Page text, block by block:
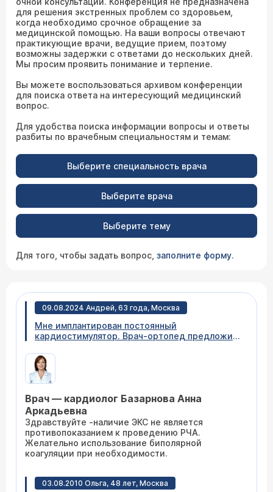
для решения экстренных проблем со здоровьем,
когда необходимо срочное обращение за
медицинской помощью. На ваши вопросы отвечают
практикующие врачи, ведущие прием, поэтому
возможны задержки с ответами до нескольких дней.
Мы просим проявить понимание и терпение.
Вы можете воспользоваться архивом конференции
для поиска ответа на интересующий медицинский
вопрос.
Для удобства поиска информации вопросы и ответы
разбиты по врачебным специальностям и темам:
Выберите специальность врача
Выберите врача
Выберите тему
Для того, чтобы задать вопрос, заполните форму.
09.08.2024 Андрей, 63 года, Москва
Мне имплантирован постоянный
кардиостимулятор. Врач-ортопед предложил
коленного сустава. Вопрос: не является ли
наличие постоянного ЭКС противопоказанием
к вышеуказанной процедуре ( РЧД коленного
Врач — кардиолог Базарнова Анна
Аркадьевна
Здравствуйте -наличие ЭКС не является
противопоказанием к проведению РЧА.
Желательно использование биполярной
коагуляции при необходимости.
03.08.2010 Ольга, 48 лет, Москва